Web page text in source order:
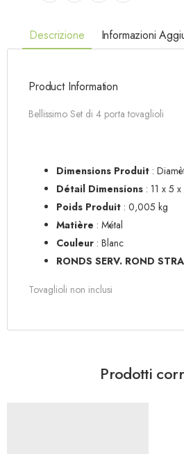
Descrizione Informazioni
Product Information
Bellissimo Set di 4 porta tovaglioli
Dimensions Produit :
Détail Dimensions : 11 x 5
Poids Produit : 0,005 kg
Matière : Métal
Couleur : Blanc
RONDS SERV. ROND
Tovaglioli non inclusi
Prodotti